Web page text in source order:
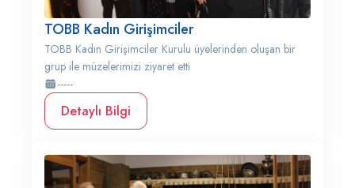
TOBB Kadın Girişimciler
TOBB Kadın Girişimciler Kurulu üyelerinden oluşan bir
grup ile müzelerimizi ziyaret etti
-----
Detaylı Bilgi